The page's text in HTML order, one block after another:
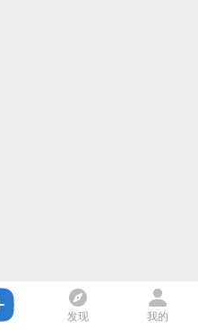
发现 我的